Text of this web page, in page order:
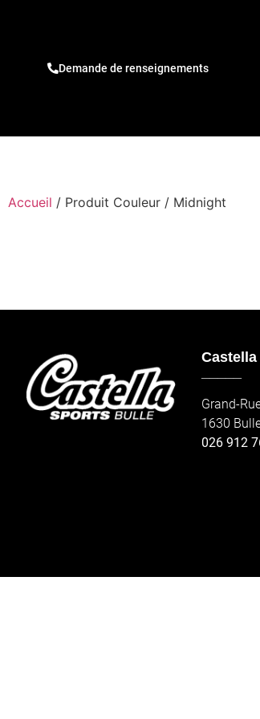
Demande de renseignements
Accueil / Produit Couleur / Midnight
Grand-
1630
026 912